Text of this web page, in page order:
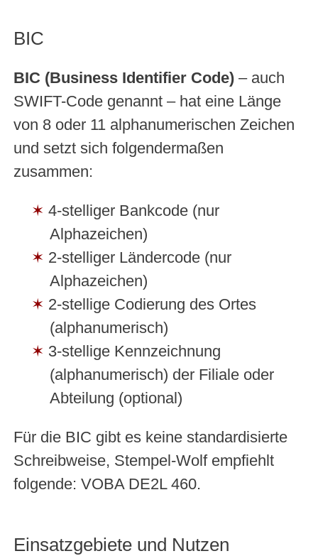
BIC
BIC (Business Identifier Code)– auch
SWIFT-Code genannt – hat eine Länge
von 8 oder 11 alphanumerischen Zeichen
und setzt sich folgendermaßen
zusammen:
4-stelliger Bankcode (nur
Alphazeichen)
2-stelliger Ländercode (nur
Alphazeichen)
2-stellige Codierung des Ortes
(alphanumerisch)
3-stellige Kennzeichnung
(alphanumerisch) der Filiale oder
Abteilung (optional)
Für die BIC gibt es keine standardisierte
Schreibweise, Stempel-Wolf empfiehlt
folgende: VOBA DE2L 460.
Einsatzgebiete und Nutzen